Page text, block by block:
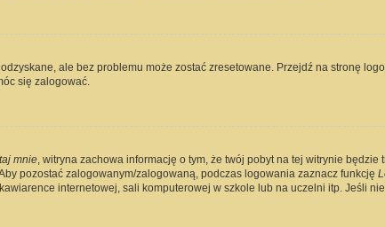
ale bez problemu może zostać zresetowane. Przejdź na stronę
się zalogować.
mnie, witryna zachowa informację o tym, że twój pobyt na tej witrynie
pozostać zalogowanym/zalogowaną, podczas logowania zaznacz funkcję
internetowej, sali komputerowej w szkole lub na uczelni itp. Jeśli